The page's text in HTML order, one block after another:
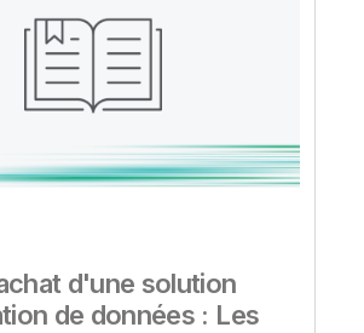
d'une solution
de données : Les